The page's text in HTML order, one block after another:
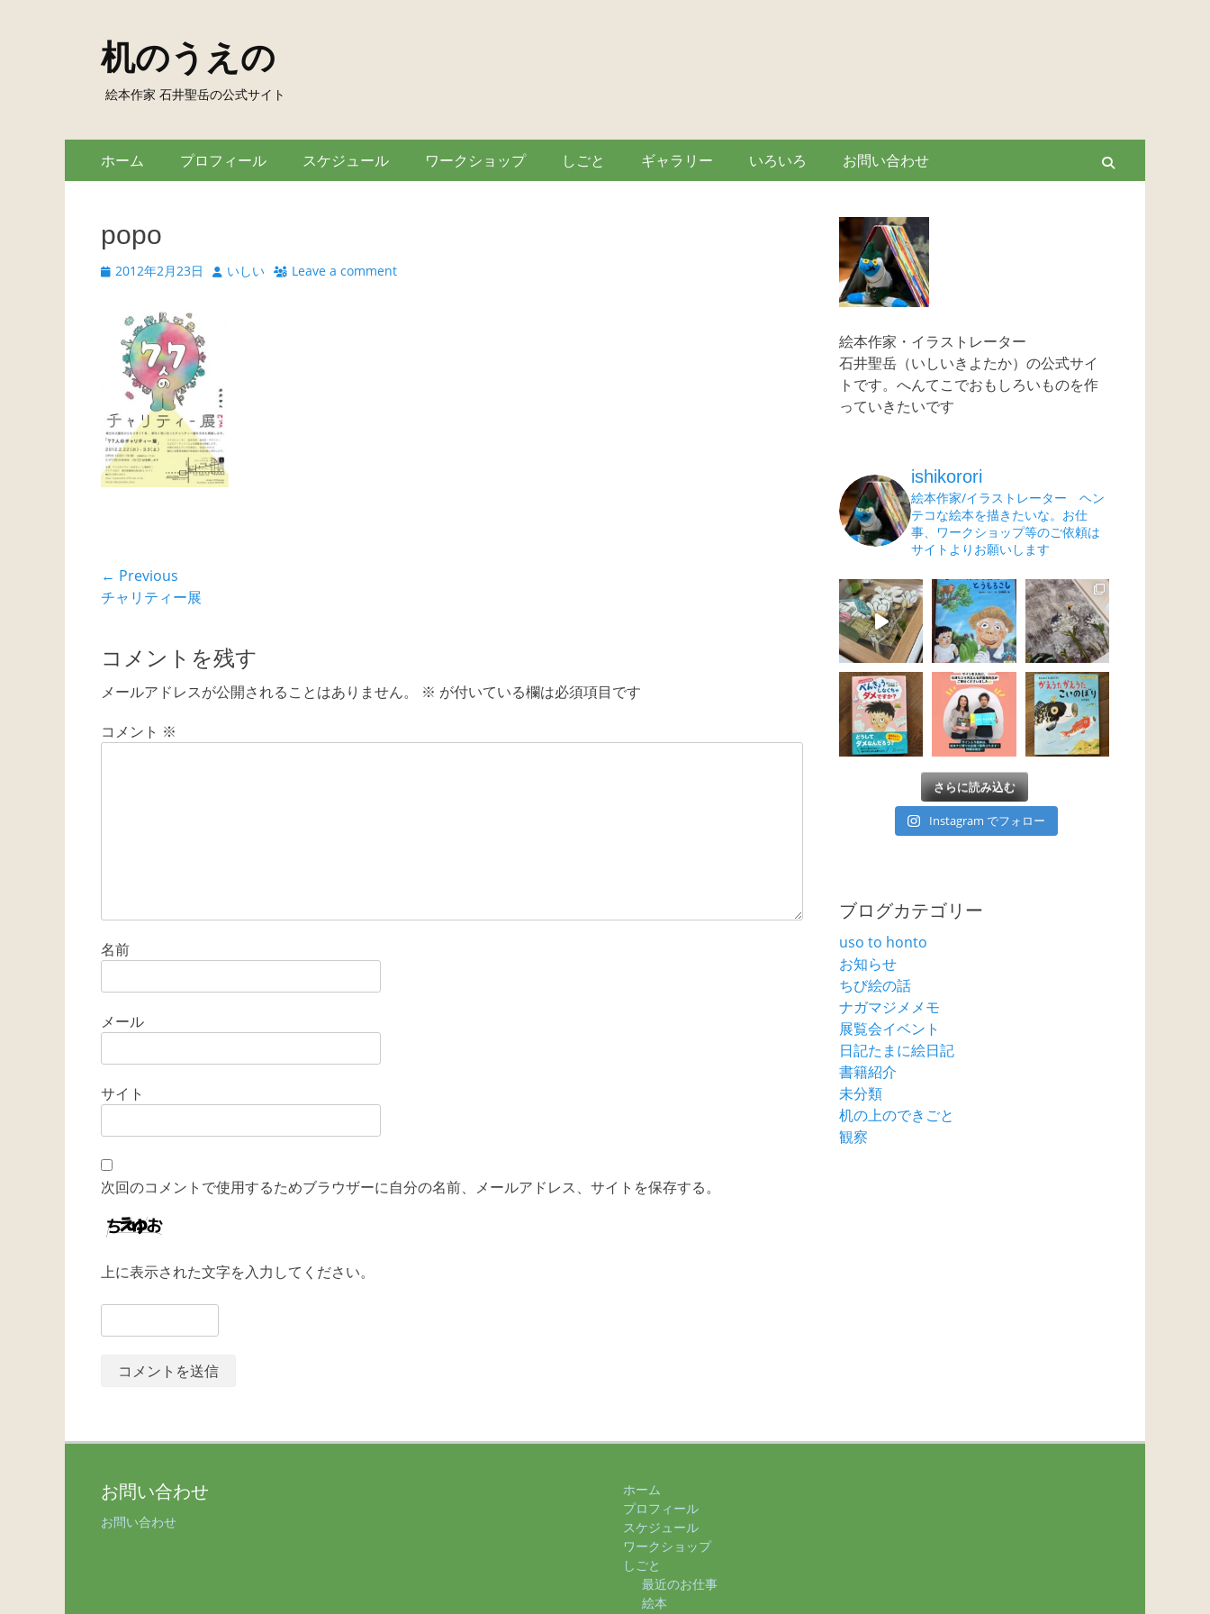
机のうえの
絵本作家 石井聖岳の公式サイト
Primary
Menu
ホーム プロフィール スケジュール ワークショップ しごと ギャラリー いろいろ お問い合わせ
popo
Posted
2012年2月23日 Author
いしい Leave a comment
投
稿
ナ
ー
← Previous
Previous
チャリティー展
コメントを残す
メールアドレスが公開されることはありません。 ※ が付いている欄は必須項目です
コメント ※
名前
メール
サイト
次回のコメントで使用するためブラウザーに自分の名前、メールアドレス、サイトを保存する。
上に表示された文字を入力してください。
絵本作家・イラストレーター
石井聖岳（いしいきよたか）の公式サイ
トです。へんてこでおもしろいものを作
っていきたいです
ishikorori
絵本作家/イラストレーター ヘン
テコな絵本を描きたいな。お仕
事、ワークショップ等のご依頼は
サイトよりお願いします
さらに読み込む
Instagram でフォロー
ブログカテゴリー
uso to honto
お知らせ
ちび絵の話
ナガマジメメモ
展覧会イベント
日記たまに絵日記
書籍紹介
未分類
机の上のできごと
観察
お問い合わせ
お問い合わせ
ホーム
プロフィール
スケジュール
ワークショップ
しごと
最近のお仕事
絵本